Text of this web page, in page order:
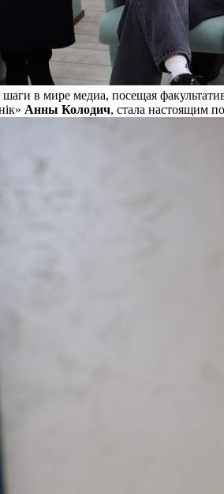
в мире медиа, посещая
Анны Колодич, стала настоящим